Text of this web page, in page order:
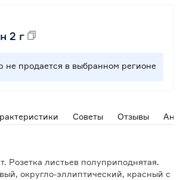
2 г
не продается в выбранном регионе
Советы Отзывы
Розетка листьев полуприподнятая.
округло-эллиптический, красный с